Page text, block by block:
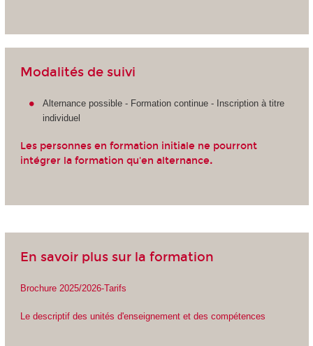
Modalités de suivi
Alternance possible - Formation continue - Inscription à titre
individuel
Les personnes en formation initiale ne pourront
intégrer la formation qu'en alternance.
En savoir plus sur la formation
Brochure 2025/2026-Tarifs
Le descriptif des unités d'enseignement et des compétences